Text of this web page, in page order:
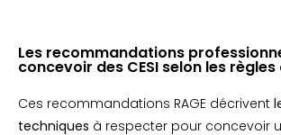
Les recommandations
concevoir des CESI selon les règles
Ces recommandations RAGE décrivent
techniques à respecter pour concevoir